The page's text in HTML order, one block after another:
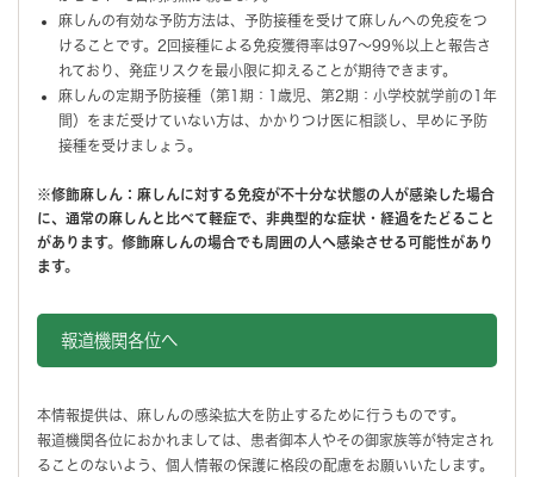
麻しんの有効な予防方法は、予防接種を受けて麻しんへの免疫をつ
けることです。2回接種による免疫獲得率は97～99％以上と報告さ
れており、発症リスクを最小限に抑えることが期待できます。
麻しんの定期予防接種（第1期：1歳児、第2期：小学校就学前の1年
間）をまだ受けていない方は、かかりつけ医に相談し、早めに予防
接種を受けましょう。
※修飾麻しん：麻しんに対する免疫が不十分な状態の人が感染した場合
に、通常の麻しんと比べて軽症で、非典型的な症状・経過をたどること
があります。修飾麻しんの場合でも周囲の人へ感染させる可能性があり
ます。
報道機関各位へ
本情報提供は、麻しんの感染拡大を防止するために行うものです。
報道機関各位におかれましては、患者御本人やその御家族等が特定され
ることのないよう、個人情報の保護に格段の配慮をお願いいたします。